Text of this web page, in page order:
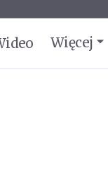
Więcej